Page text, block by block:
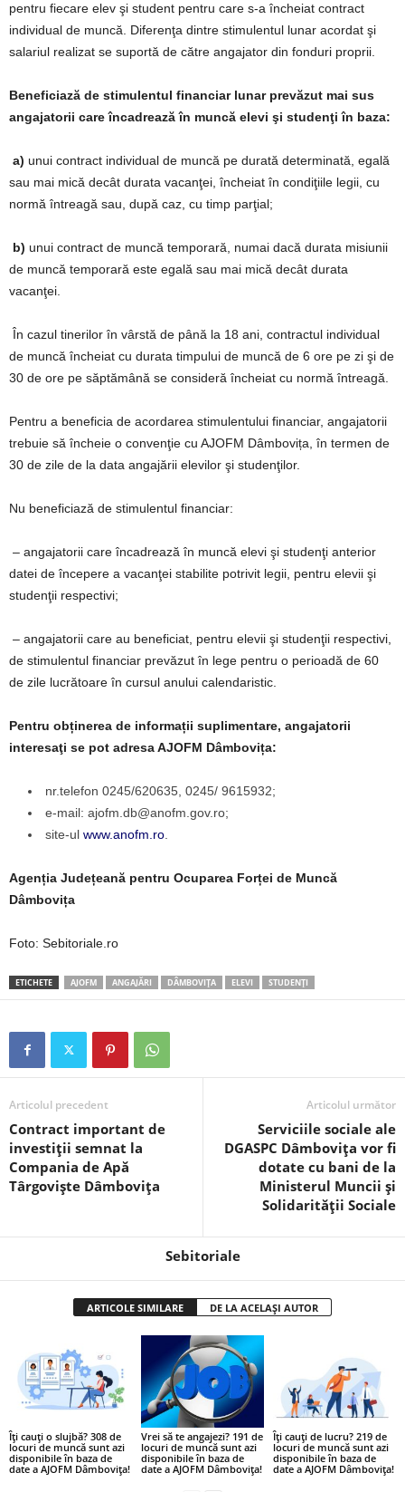
pentru fiecare elev şi student pentru care s-a încheiat contract
individual de muncă. Diferenţa dintre stimulentul lunar acordat şi
salariul realizat se suportă de către angajator din fonduri proprii.
Beneficiază de stimulentul financiar lunar prevăzut mai sus
angajatorii care încadrează în muncă elevi şi studenţi în baza:
a) unui contract individual de muncă pe durată determinată, egală
sau mai mică decât durata vacanţei, încheiat în condiţiile legii, cu
normă întreagă sau, după caz, cu timp parţial;
b) unui contract de muncă temporară, numai dacă durata misiunii
de muncă temporară este egală sau mai mică decât durata
vacanţei.
În cazul tinerilor în vârstă de până la 18 ani, contractul individual
de muncă încheiat cu durata timpului de muncă de 6 ore pe zi şi de
30 de ore pe săptămână se consideră încheiat cu normă întreagă.
Pentru a beneficia de acordarea stimulentului financiar, angajatorii
trebuie să încheie o convenţie cu AJOFM Dâmbovița, în termen de
30 de zile de la data angajării elevilor şi studenţilor.
Nu beneficiază de stimulentul financiar:
– angajatorii care încadrează în muncă elevi şi studenţi anterior
datei de începere a vacanţei stabilite potrivit legii, pentru elevii şi
studenţii respectivi;
– angajatorii care au beneficiat, pentru elevii şi studenţii respectivi,
de stimulentul financiar prevăzut în lege pentru o perioadă de 60
de zile lucrătoare în cursul anului calendaristic.
Pentru obținerea de informații suplimentare, angajatorii
interesaţi se pot adresa AJOFM Dâmbovița:
nr.telefon 0245/620635, 0245/ 9615932;
e-mail: ajofm.db@anofm.gov.ro;
site-ul www.anofm.ro
Agenția Județeană pentru Ocuparea Forței de Muncă
Dâmbovița
Foto: Sebitoriale.ro
ETICHETE AJOFM ANGAJĂRI DÂMBOVIȚA ELEVI STUDENȚI
Articolul precedent
Contract important de
investiții semnat la
Compania de Apă
Târgoviște Dâmbovița
Articolul următor
Serviciile sociale ale
DGASPC Dâmbovița vor fi
dotate cu bani de la
Ministerul Muncii și
Solidarității Sociale
Sebitoriale
ARTICOLE SIMILARE DE LA ACELAȘI AUTOR
Îți cauți o slujbă? 308 de
locuri de muncă sunt azi
disponibile în baza de
date a AJOFM Dâmbovița!
Vrei să te angajezi? 191 de
locuri de muncă sunt azi
disponibile în baza de
date a AJOFM Dâmbovița!
Îți cauți de lucru? 219 de
locuri de muncă sunt azi
disponibile în baza de
date a AJOFM Dâmbovița!